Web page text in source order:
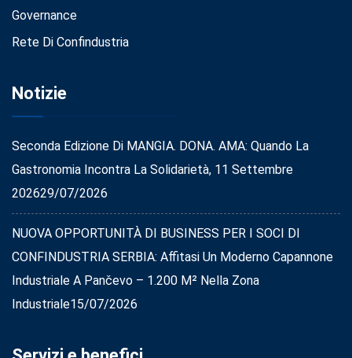
Governance
Rete Di Confindustria
Notizie
Seconda Edizione Di MANGIA. DONA. AMA: Quando La
Gastronomia Incontra La Solidarietà, 11 Settembre
202629/07/2026
NUOVA OPPORTUNITÀ DI BUSINESS PER I SOCI DI
CONFINDUSTRIA SERBIA: Affitasi Un Moderno Capannone
Industriale A Pančevo – 1.200 M² Nella Zona
Industriale15/07/2026